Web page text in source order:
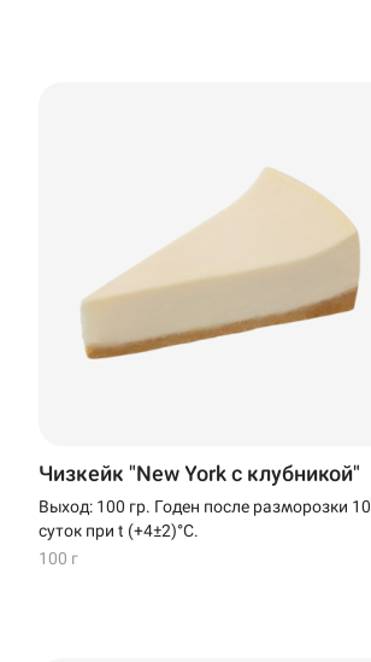
Чизкейк "New York с клубникой"
Выход: 100 гр. Годен после разморозки 10
суток при t (+4±2)°C.
100 г